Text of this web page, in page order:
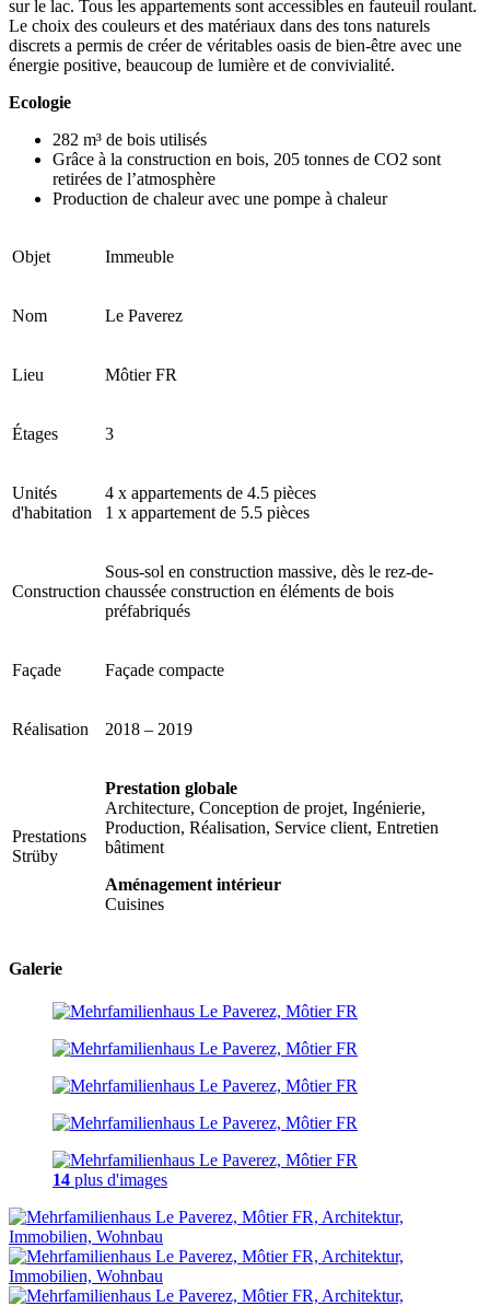
sur le lac. Tous les appartements sont accessibles en fauteuil roulant.
Le choix des couleurs et des matériaux dans des tons naturels
discrets a permis de créer de véritables oasis de bien-être avec une
énergie positive, beaucoup de lumière et de convivialité.
Ecologie
282 m³ de bois utilisés
Grâce à la construction en bois, 205 tonnes de CO2 sont
retirées de l’atmosphère
Production de chaleur avec une pompe à chaleur
Objet Immeuble
Nom Le Paverez
Lieu Môtier FR
Étages 3
Unités
d'habitation
4 x appartements de 4.5 pièces
1 x appartement de 5.5 pièces
Construction
Sous-sol en construction massive, dès le rez-de-
chaussée construction en éléments de bois
préfabriqués
Façade Façade compacte
Réalisation 2018 – 2019
Prestations
Strüby
Prestation globale
Architecture, Conception de projet, Ingénierie,
Production, Réalisation, Service client, Entretien
bâtiment
Aménagement intérieur
Cuisines
Galerie
14 plus d'images